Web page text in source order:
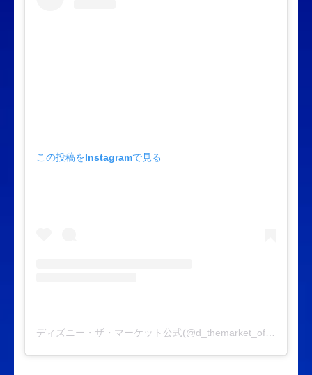
この投稿をInstagramで見る
ディズニー・ザ・マーケット公式(@d_themarket_official)がシェアした投稿